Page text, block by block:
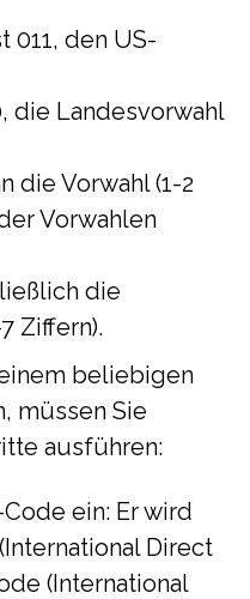
011, den US-
die Landesvorwahl
die Vorwahl (1-2
Vorwahlen
die
Ziffern).
beliebigen
müssen Sie
ausführen:
ein: Er wird
Direct
(International